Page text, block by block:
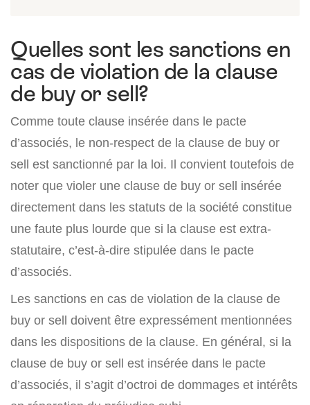
Quelles sont les sanctions en
cas de violation de la clause
de buy or sell?
Comme toute clause insérée dans le pacte
d’associés, le non-respect de la clause de buy or
sell est sanctionné par la loi. Il convient toutefois de
noter que violer une clause de buy or sell insérée
directement dans les statuts de la société constitue
une faute plus lourde que si la clause est extra-
statutaire, c’est-à-dire stipulée dans le pacte
d’associés.
Les sanctions en cas de violation de la clause de
buy or sell doivent être expressément mentionnées
dans les dispositions de la clause. En général, si la
clause de buy or sell est insérée dans le pacte
d’associés, il s’agit d’octroi de dommages et intérêts